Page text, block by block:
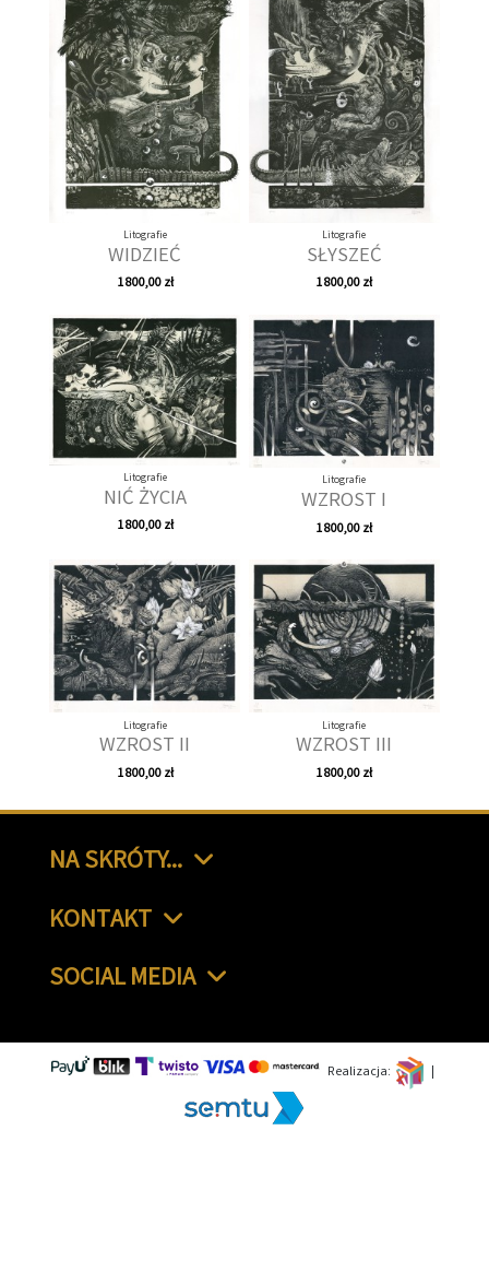
Litografie
WIDZIEĆ
1 800,00 zł
Litografie
SŁYSZEĆ
1 800,00 zł
Litografie
NIĆ ŻYCIA
1 800,00 zł
Litografie
WZROST I
1 800,00 zł
Litografie
WZROST II
1 800,00 zł
Litografie
WZROST III
1 800,00 zł
NA SKRÓTY...
KONTAKT
SOCIAL MEDIA
Realizacja: